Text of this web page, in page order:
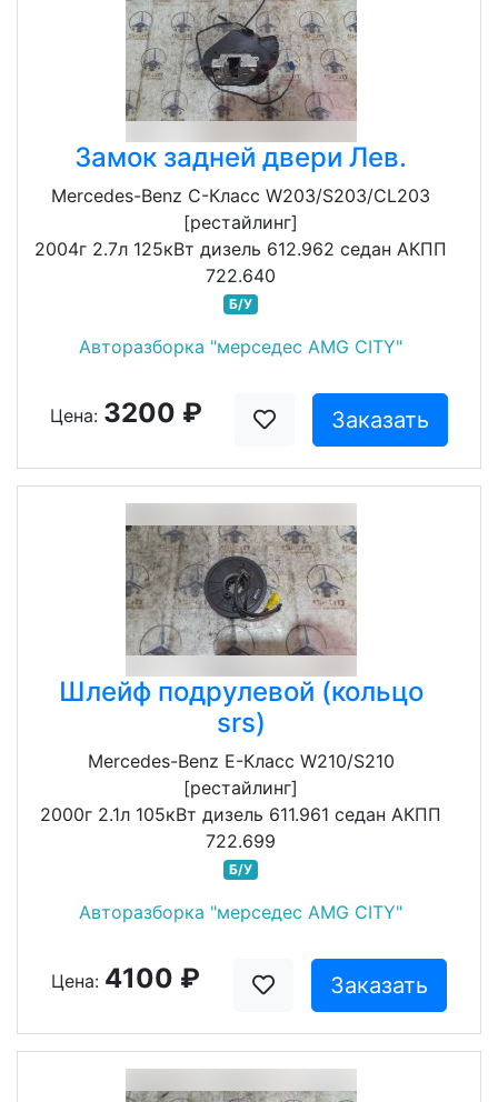
Замок задней двери Лев.
Mercedes-Benz C-Класс W203/S203/CL203
[рестайлинг]
2004г 2.7л 125кВт дизель 612.962 седан АКПП
722.640
Б/У
Авторазборка "мерседес AMG CITY"
Цена: 3200 ₽ Заказать
Шлейф подрулевой (кольцо
srs)
Mercedes-Benz E-Класс W210/S210
[рестайлинг]
2000г 2.1л 105кВт дизель 611.961 седан АКПП
722.699
Б/У
Авторазборка "мерседес AMG CITY"
Цена: 4100 ₽ Заказать